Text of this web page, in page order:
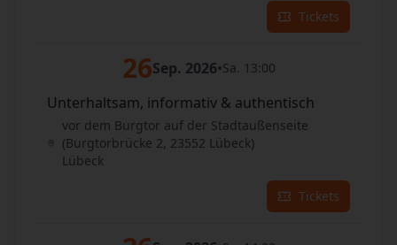
Tickets
26Sep. 2026•Sa. 13:00
Unterhaltsam, informativ & authentisch
vor dem Burgtor auf der Stadtaußenseite
(Burgtorbrücke 2, 23552 Lübeck)
Lübeck
Tickets